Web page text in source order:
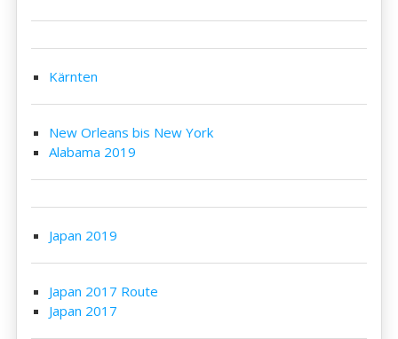
Kärnten
New Orleans bis New York
Alabama 2019
Japan 2019
Japan 2017 Route
Japan 2017